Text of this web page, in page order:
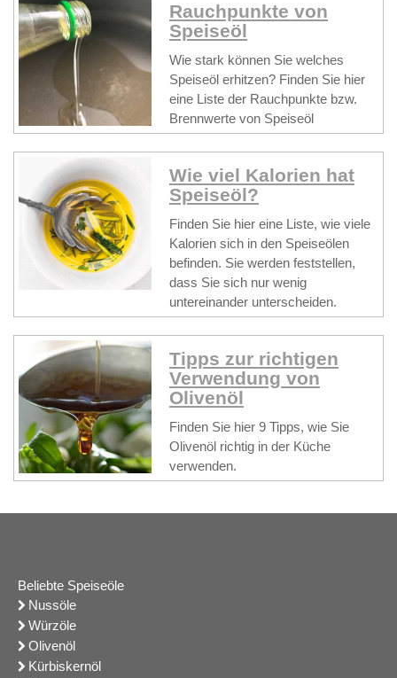
Rauchpunkte von
Speiseöl
Wie stark können Sie welches
Speiseöl erhitzen? Finden Sie hier
eine Liste der Rauchpunkte bzw.
Brennwerte von Speiseöl
Wie viel Kalorien hat
Speiseöl?
Finden Sie hier eine Liste, wie viele
Kalorien sich in den Speiseölen
befinden. Sie werden feststellen,
dass Sie sich nur wenig
untereinander unterscheiden.
Tipps zur richtigen
Verwendung von
Olivenöl
Finden Sie hier 9 Tipps, wie Sie
Olivenöl richtig in der Küche
verwenden.
Beliebte Speiseöle
Nussöle
Würzöle
Olivenöl
Kürbiskernöl